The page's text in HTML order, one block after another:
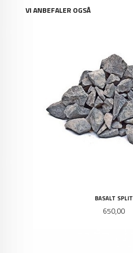
VI ANBEFALER OGSÅ
BASALT SPLIT
Pris
650,00